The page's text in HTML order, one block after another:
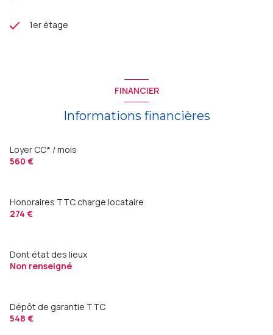
1er étage
FINANCIER
Informations financières
Loyer CC* / mois
560 €
Honoraires TTC charge locataire
274 €
Dont état des lieux
Non renseigné
Dépôt de garantie TTC
548 €